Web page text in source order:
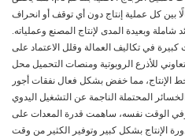
وبعيدة المدى لإنتاج المصنع وعملياته.
في تكاليف العمالة وقلل الاعتماد على
للأذرع الروبوتية ومنصات التحميل محل
الإنتاج، مما خفض بشكل فعال نفقات أجور
المحتملة الناجمة عن التشغيل اليدوي
وفي الوقت نفسه، ساهمت قدرة المعدات على
الإنتاج بشكل كبير وتوفير الكثير من وقت